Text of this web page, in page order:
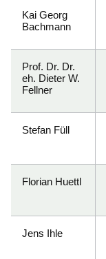
Kai Georg
Bachmann
Prof. Dr. Dr.
eh. Dieter W.
Fellner
Stefan Füll
Florian Huettl
Jens Ihle